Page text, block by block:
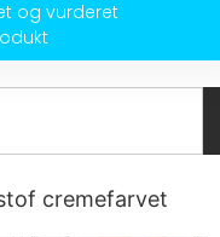
og vurderet
cremefarvet